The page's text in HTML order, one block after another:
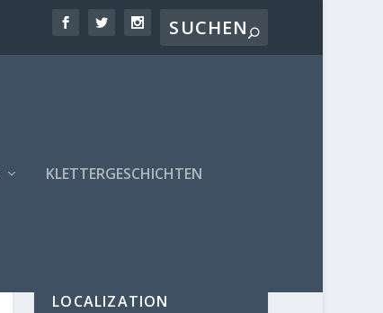
KLETTERGESCHICHTEN
LOCALIZATION